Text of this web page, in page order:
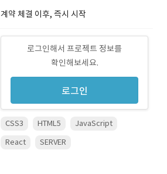
계약 체결 이후, 즉시 시작
로그인해서 프로젝트 정보를
확인해보세요.
로그인
CSS3 HTML5
JavaScript
React
SERVER